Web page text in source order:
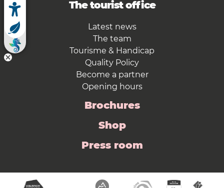
The tourist office
Latest news
The team
Tourisme & Handicap
Quality Policy
Become a partner
Opening hours
Brochures
Shop
Press room